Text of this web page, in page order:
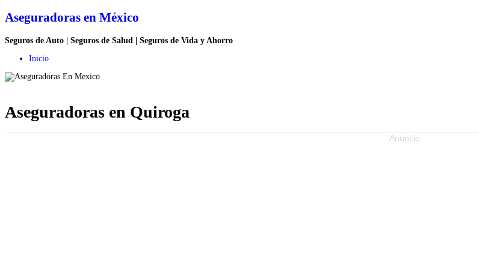
Aseguradoras en México
Seguros de Auto | Seguros de Salud | Seguros de Vida y Ahorro
Inicio
Aseguradoras en Quiroga
Anuncio